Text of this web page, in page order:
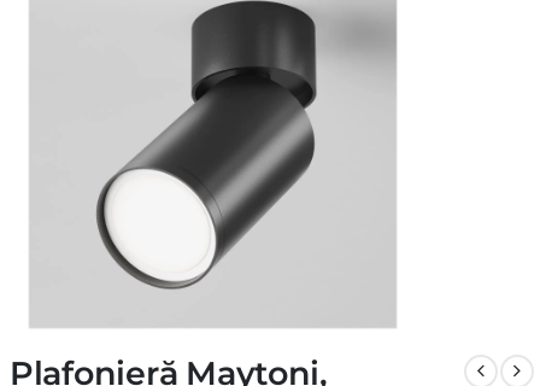
Plafonieră Maytoni,